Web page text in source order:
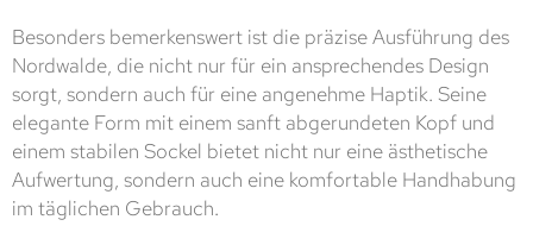
Besonders bemerkenswert ist die präzise Ausführung des
Nordwalde, die nicht nur für ein ansprechendes Design
sorgt, sondern auch für eine angenehme Haptik. Seine
elegante Form mit einem sanft abgerundeten Kopf und
einem stabilen Sockel bietet nicht nur eine ästhetische
Aufwertung, sondern auch eine komfortable Handhabung
im täglichen Gebrauch.